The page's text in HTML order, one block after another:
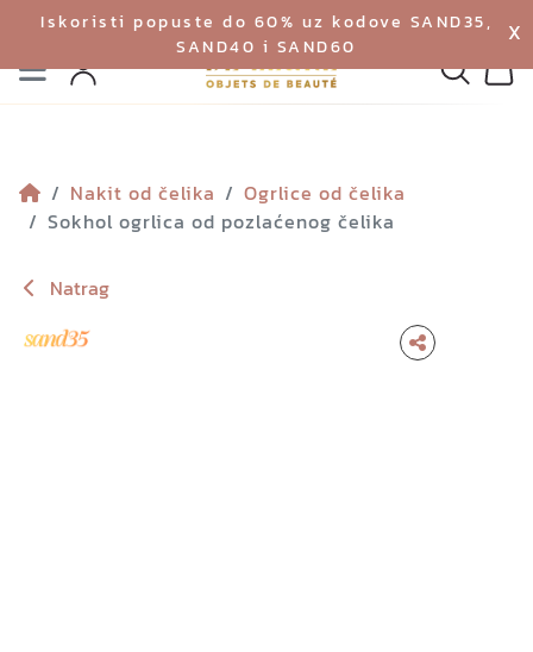
Iskoristi popuste do 60% uz kodove SAND35,
SAND40 i SAND60
X
Izbornik
Profil
Nakit od čelika
Ogrlice od čelika
Sokhol ogrlica od pozlaćenog čelika
Natrag